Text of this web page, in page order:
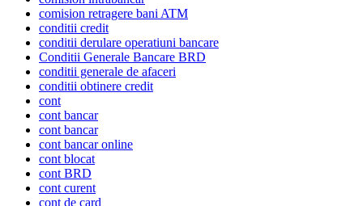
comision retragere bani ATM
conditii credit
conditii derulare operatiuni bancare
Conditii Generale Bancare BRD
conditii generale de afaceri
conditii obtinere credit
cont
cont bancar
cont bancar
cont bancar online
cont blocat
cont BRD
cont curent
cont de card